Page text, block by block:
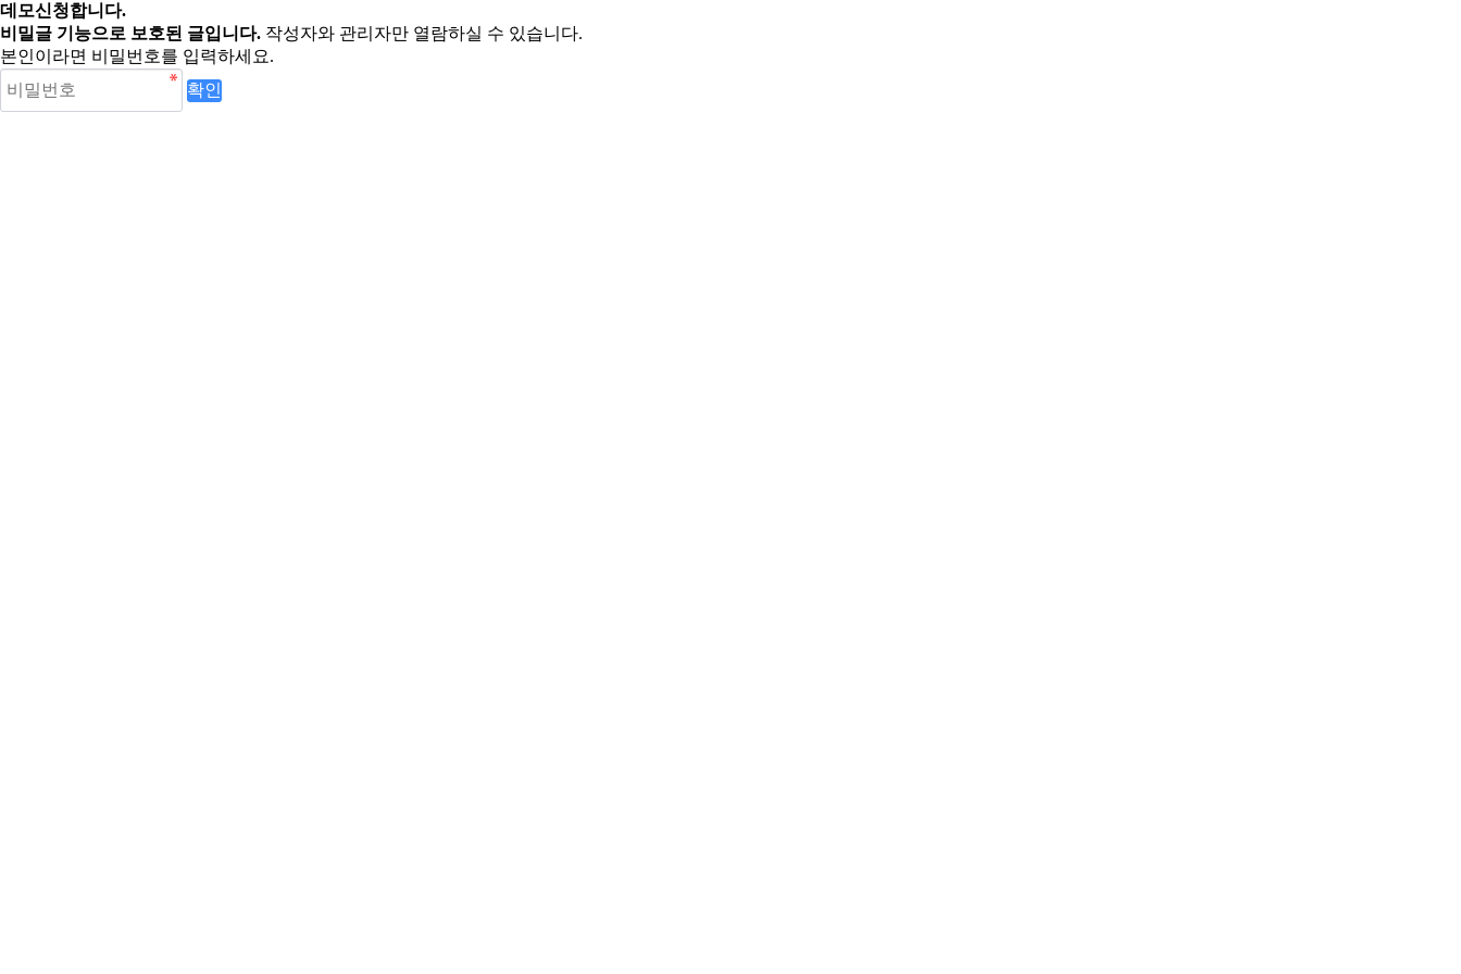
데모신청합니다.
비밀글 기능으로 보호된 글입니다. 작성자와 관리자만 열람하실 수 있습니다.
본인이라면 비밀번호를 입력하세요.